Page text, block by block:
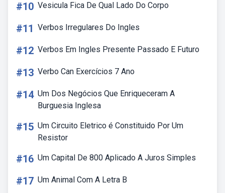
#10 Vesicula Fica De Qual Lado Do Corpo
#11 Verbos Irregulares Do Ingles
#12 Verbos Em Ingles Presente Passado E Futuro
#13 Verbo Can Exercícios 7 Ano
#14 Um Dos Negócios Que Enriqueceram A
Burguesia Inglesa
#15 Um Circuito Eletrico é Constituido Por Um
Resistor
#16 Um Capital De 800 Aplicado A Juros Simples
#17 Um Animal Com A Letra B